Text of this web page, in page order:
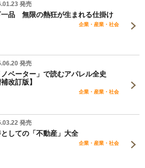
発売
一品 無限の熱狂が生まれる仕掛け
企業・産業・社会
発売
ノベーター」で読むアパレル全史
補改訂版】
企業・産業・社会
発売
しての「不動産」大全
企業・産業・社会